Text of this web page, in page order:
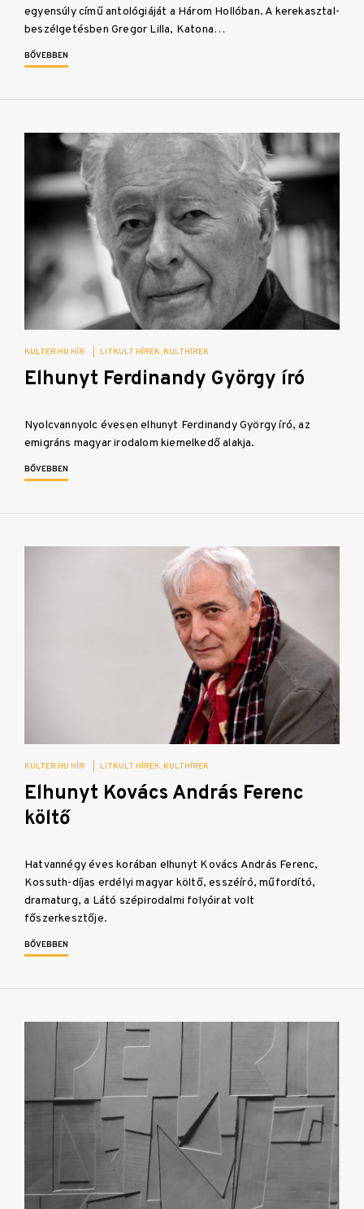
egyensúly című antológiáját a Három Hollóban. A kerekasztal-
beszélgetésben Gregor Lilla, Katona…
BŐVEBBEN
KULTER.HU HÍR LITKULT HÍREK KULTHÍREK
Elhunyt Ferdinandy György író
Nyolcvannyolc évesen elhunyt Ferdinandy György író, az
emigráns magyar irodalom kiemelkedő alakja.
BŐVEBBEN
KULTER.HU HÍR LITKULT HÍREK KULTHÍREK
Elhunyt Kovács András Ferenc
költő
Hatvannégy éves korában elhunyt Kovács András Ferenc,
Kossuth-díjas erdélyi magyar költő, esszéíró, műfordító,
dramaturg, a Látó szépirodalmi folyóirat volt
főszerkesztője.
BŐVEBBEN